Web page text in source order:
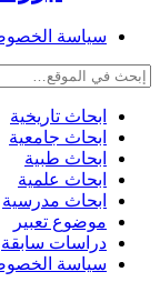
سياسة
ابحاث تاريخية
ابحاث جامعية
ابحاث طبية
ابحاث علمية
ابحاث مدرسية
موضوع تعبير
دراسات سابقة
سياسة